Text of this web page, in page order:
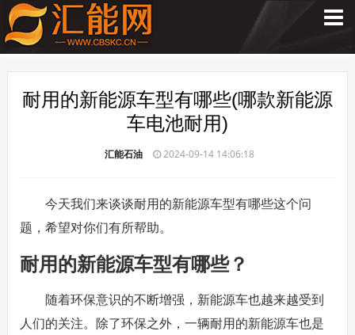
耐用的新能源车型有哪些(哪款新能源
车电池耐用)
汇能石油 2024-09-14 14:06:18
今天我们来谈谈耐用的新能源车型有哪些这个问
题，希望对你们有所帮助。
耐用的新能源车型有哪些？
随着环保意识的不断增强，新能源车也越来越受到
人们的关注。除了环保之外，一辆耐用的新能源车也是